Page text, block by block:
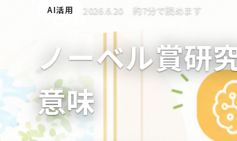
Ciras
AI活用 2026.6.20 約7分で読めます
ノーベル賞研
意味